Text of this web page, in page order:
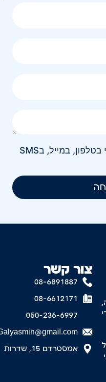
אני מאשר/ת קבלת חומר פרסומי בטלפון, במייל, בSMS
צור קשר
08-6891887
08-6612171
050-236-6997
אמסטרדם 15, שדרות
בידי